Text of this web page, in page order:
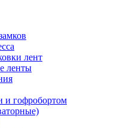
лент
ленты
и гофробортом